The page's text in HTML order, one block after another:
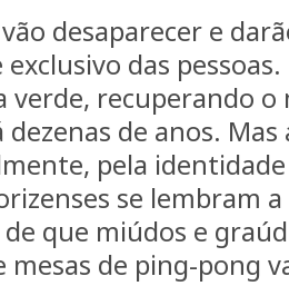
desaparecer e
das
verde, recuperando
de anos.
pela
se lembram
que miúdos e
mesas de ping-pong